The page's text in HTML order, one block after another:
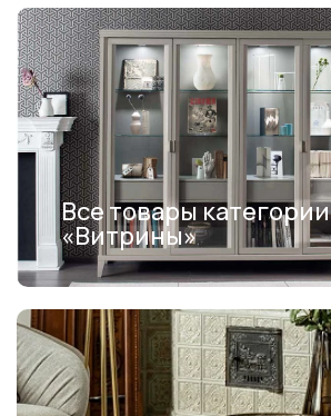
Все товары категории
«Витрины»